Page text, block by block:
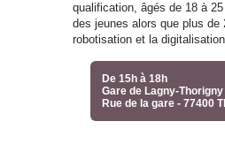
qualification, âgés de 18 à
des jeunes alors que plus de
robotisation et la
De 15h à 18h
Gare de Lagny-Thorigny
Rue de la gare - 77400